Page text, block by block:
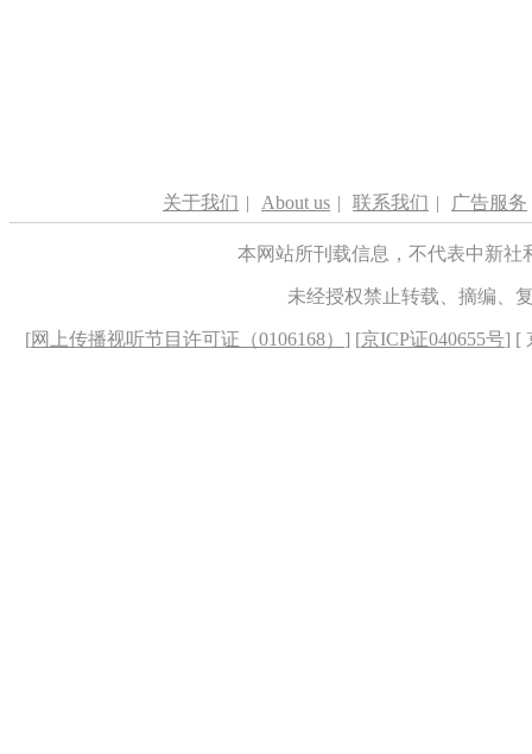
关于我们 | About us | 联系我们 | 广告服务
本网站所刊载信息，不代表中新
未经授权禁止转载、摘编、
[网上传播视听节目许可证（0106168） ] [京ICP证040655号] [